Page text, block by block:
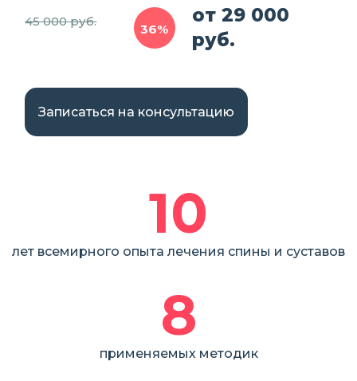
45 000 руб.
36%
от 29 000
руб.
Записаться на консультацию
10
лет всемирного опыта лечения спины и суставов
8
применяемых методик